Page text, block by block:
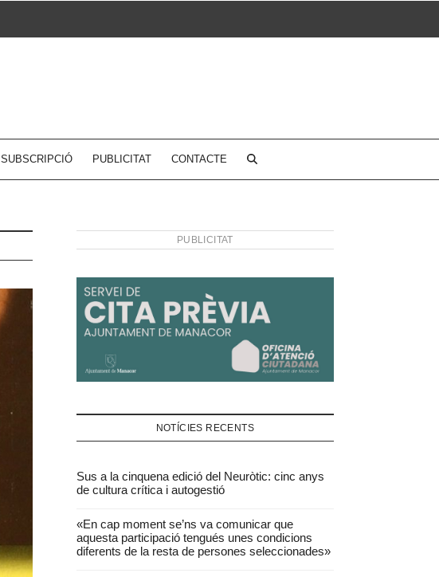
SUBSCRIPCIÓ PUBLICITAT CONTACTE
PUBLICITAT
NOTÍCIES RECENTS
Sus a la cinquena edició del Neuròtic: cinc anys
de cultura crítica i autogestió
«En cap moment se’ns va comunicar que
aquesta participació tengués unes condicions
diferents de la resta de persones seleccionades»